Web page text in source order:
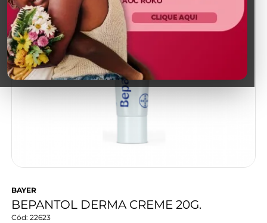
BAYER
BEPANTOL DERMA CREME 20G.
22623